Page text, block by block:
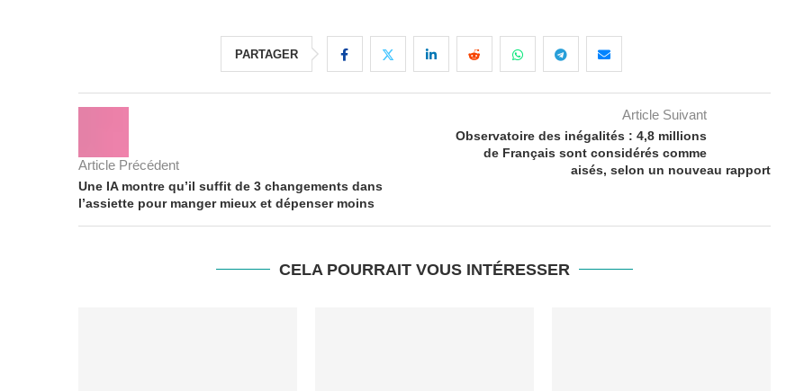
PARTAGER
Article Précédent
Une IA montre qu’il suffit de 3 changements dans
l’assiette pour manger mieux et dépenser moins
Article Suivant
Observatoire des inégalités : 4,8 millions
de Français sont considérés comme
aisés, selon un nouveau rapport
CELA POURRAIT VOUS INTÉRESSER